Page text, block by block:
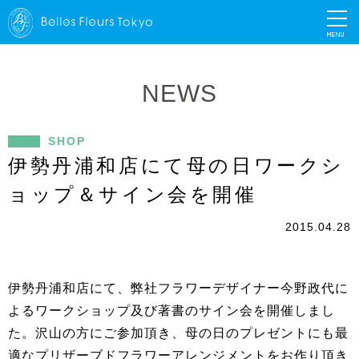
MENU
NEWS
SHOP
伊勢丹浦和店にて母の日ワークシ
ョップ＆サイン会を開催
2015.04.28
伊勢丹浦和店にて、 弊社フラワーデザイナー今野政代に
よるワークショップ及び著書のサイン会を開催しまし
た。沢山の方にご参加頂き、 母の日のプレゼントにも最
適なプリザーブドフラワーアレンジメン トをお作り頂き